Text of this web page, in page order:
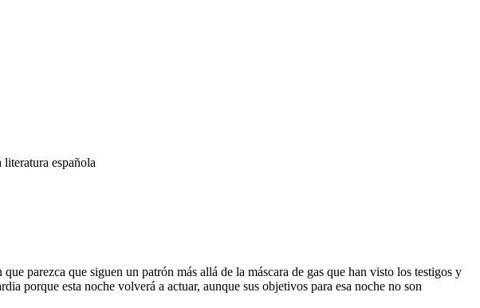
literatura española
que parezca que siguen un patrón más allá de la máscara de gas que han visto los testigos y
porque esta noche volverá a actuar, aunque sus objetivos para esa noche no son